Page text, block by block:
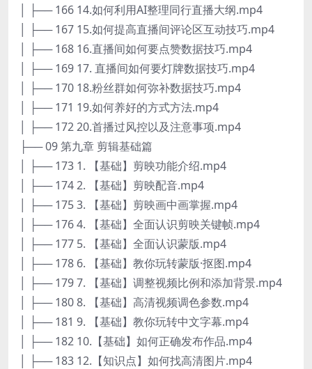
│ ├── 166 14.如何利用AI整理同行直播大纲.mp4
│ ├── 167 15.如何提高直播间评论区互动技巧.mp4
│ ├── 168 16.直播间如何要点赞数据技巧.mp4
│ ├── 169 17. 直播间如何要灯牌数据技巧.mp4
│ ├── 170 18.粉丝群如何弥补数据技巧.mp4
│ ├── 171 19.如何养好的方式方法.mp4
│ ├── 172 20.首播过风控以及注意事项.mp4
├── 09 第九章 剪辑基础篇
│ ├── 173 1. 【基础】剪映功能介绍.mp4
│ ├── 174 2. 【基础】剪映配音.mp4
│ ├── 175 3. 【基础】剪映画中画掌握.mp4
│ ├── 176 4. 【基础】全面认识剪映关键帧.mp4
│ ├── 177 5. 【基础】全面认识蒙版.mp4
│ ├── 178 6. 【基础】教你玩转蒙版·抠图.mp4
│ ├── 179 7. 【基础】调整视频比例和添加背景.mp4
│ ├── 180 8. 【基础】高清视频调色参数.mp4
│ ├── 181 9. 【基础】教你玩转中文字幕.mp4
│ ├── 182 10.【基础】如何正确发布作品.mp4
│ ├── 183 12.【知识点】如何找高清图片.mp4